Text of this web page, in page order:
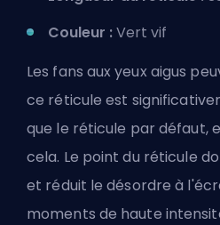
Couleur :Vert vif
Les fans aux yeux aigus
ce réticule est
que le réticule par défaut,
cela. Le point du réticule
et réduit le désordre à
moments de haute